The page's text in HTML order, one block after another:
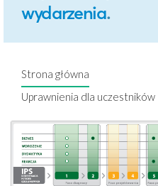
wydarzenia.
Strona główna
Uprawnienia dla uczestników